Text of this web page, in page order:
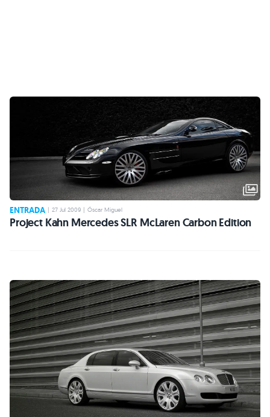
ENTRADA 27 Jul 2009 Óscar Miguel
Project Kahn Mercedes SLR McLaren Carbon Edition